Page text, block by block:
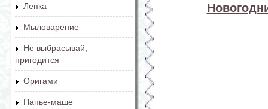
Лепка
Мыловарение
Не выбрасывай,
пригодится
Оригами
Папье-маше